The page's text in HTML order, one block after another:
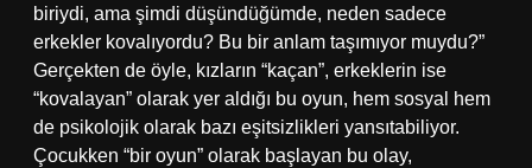
biriydi, ama şimdi düşündüğümde, neden sadece
erkekler kovalıyordu? Bu bir anlam taşımıyor muydu?”
Gerçekten de öyle, kızların “kaçan”, erkeklerin ise
“kovalayan” olarak yer aldığı bu oyun, hem sosyal hem
de psikolojik olarak bazı eşitsizlikleri yansıtabiliyor.
Çocukken “bir oyun” olarak başlayan bu olay,